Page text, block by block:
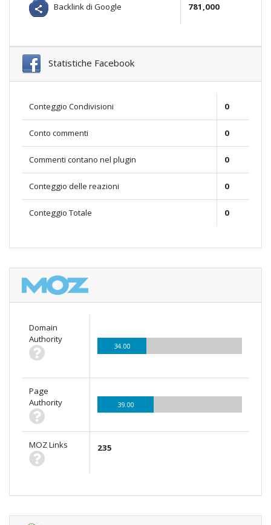
Backlink di Google 781,000
Statistiche Facebook
Conteggio Condivisioni 0
Conto commenti 0
Commenti contano nel plugin 0
Conteggio delle reazioni 0
Conteggio Totale 0
Domain
Authority
34.00
Page
Authority
39.00
MOZ Links 235